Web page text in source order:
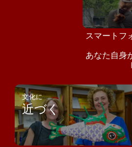
スマートフ
あなた自身
文化に
近づく